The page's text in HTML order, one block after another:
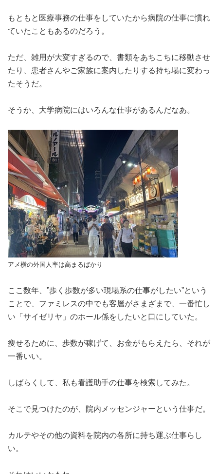
もともと医療事務の仕事をしていたから病院の仕事に慣れ
ていたこともあるのだろう。
ただ、雑用が大変すぎるので、書類をあちこちに移動させ
たり、患者さんやご家族に案内したりする持ち場に変わっ
たそうだ。
そうか、大学病院にはいろんな仕事があるんだなあ。
アメ横の外国人率は高まるばかり
ここ数年、”歩く歩数が多い現場系の仕事がしたい”という
ことで、ファミレスの中でも客層がさまざまで、一番忙し
い「サイゼリヤ」のホール係をしたいと口にしていた。
痩せるために、歩数が稼げて、お金がもらえたら、それが
一番いい。
しばらくして、私も看護助手の仕事を検索してみた。
そこで見つけたのが、院内メッセンジャーという仕事だ。
カルテやその他の資料を院内の各所に持ち運ぶ仕事らし
い。